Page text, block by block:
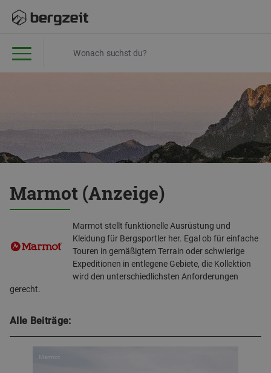
Marmot (Anzeige)
Marmot stellt funktionelle Ausrüstung und
Kleidung für Bergsportler her. Egal ob für einfache
Touren in gemäßigtem Terrain oder schwierige
Expeditionen in entlegene Gebiete, die Kollektion
wird den unterschiedlichsten Anforderungen
gerecht.
Alle Beiträge:
Marmot